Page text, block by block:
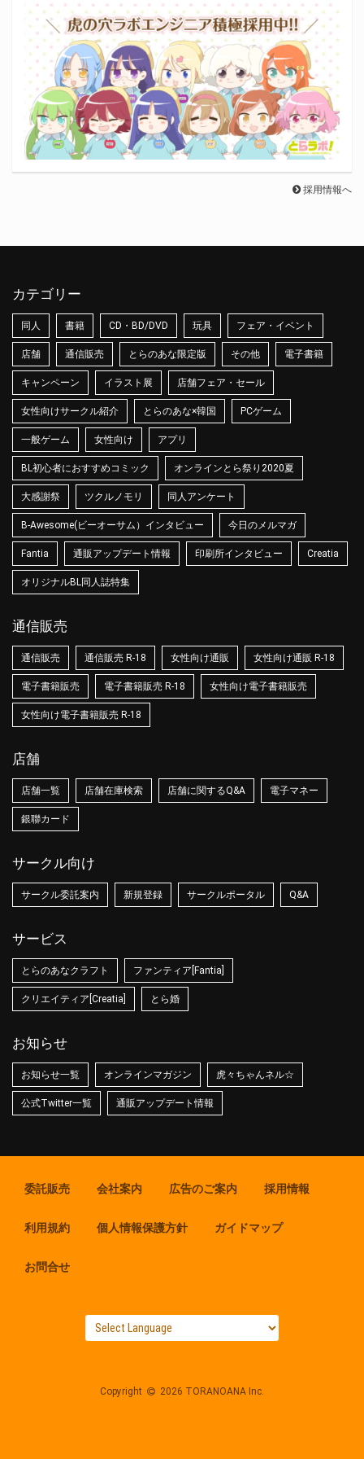
採用情報へ
カテゴリー
同人 書籍 CD・BD/DVD 玩具 フェア・イベント
店舗 通信販売 とらのあな限定版 その他 電子書籍
キャンペーン イラスト展 店舗フェア・セール
女性向けサークル紹介 とらのあな×韓国 PCゲーム
一般ゲーム 女性向け アプリ
BL初心者におすすめコミック オンラインとら祭り2020夏
大感謝祭 ツクルノモリ 同人アンケート
B-Awesome(ビーオーサム）インタビュー 今日のメルマガ
Fantia 通販アップデート情報 印刷所インタビュー Creatia
オリジナルBL同人誌特集
通信販売
通信販売 通信販売 R-18 女性向け通販 女性向け通販 R-18
電子書籍販売 電子書籍販売 R-18 女性向け電子書籍販売
女性向け電子書籍販売 R-18
店舗
店舗一覧 店舗在庫検索 店舗に関するQ&A 電子マネー
銀聯カード
サークル向け
サークル委託案内 新規登録 サークルポータル Q&A
サービス
とらのあなクラフト ファンティア[Fantia]
クリエイティア[Creatia] とら婚
お知らせ
お知らせ一覧 オンラインマガジン 虎々ちゃんネル☆
公式Twitter一覧 通販アップデート情報
委託販売 会社案内 広告のご案内 採用情報
利用規約 個人情報保護方針 ガイドマップ
お問合せ
Copyright 2026 TORANOANA Inc.